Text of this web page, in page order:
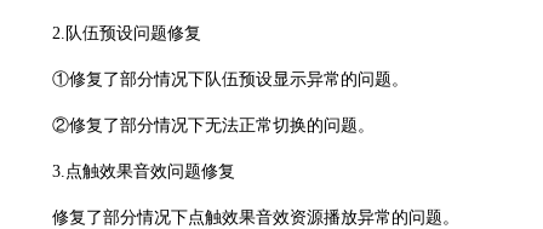
2.队伍预设问题修复
①修复了部分情况下队伍预设显示异常的问题。
②修复了部分情况下无法正常切换的问题。
3.点触效果音效问题修复
修复了部分情况下点触效果音效资源播放异常的问题。